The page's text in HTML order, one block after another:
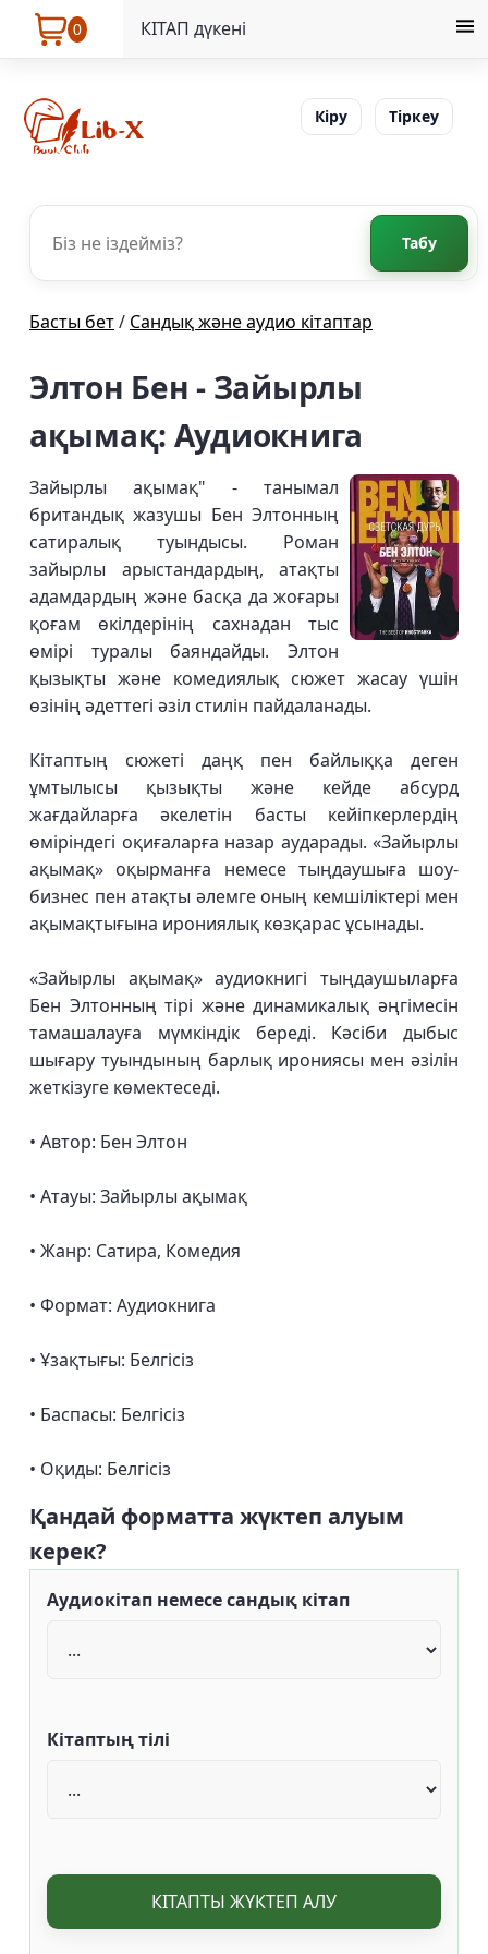
0 КІТАП дүкені
Кіру Тіркеу
Табу
Басты бет/ Сандық және аудио кітаптар
Элтон Бен - Зайырлы
ақымақ: Аудиокнига
Зайырлы ақымақ" - танымал
британдық жазушы Бен Элтонның
сатиралық туындысы. Роман
зайырлы арыстандардың, атақты
адамдардың және басқа да жоғары
қоғам өкілдерінің сахнадан тыс
өмірі туралы баяндайды. Элтон
қызықты және комедиялық сюжет жасау үшін
өзінің әдеттегі әзіл стилін пайдаланады.
Кітаптың сюжеті даңқ пен байлыққа деген
ұмтылысы қызықты және кейде абсурд
жағдайларға әкелетін басты кейіпкерлердің
өміріндегі оқиғаларға назар аударады. «Зайырлы
ақымақ» оқырманға немесе тыңдаушыға шоу-
бизнес пен атақты әлемге оның кемшіліктері мен
ақымақтығына ирониялық көзқарас ұсынады.
«Зайырлы ақымақ» аудиокнигі тыңдаушыларға
Бен Элтонның тірі және динамикалық әңгімесін
тамашалауға мүмкіндік береді. Кәсіби дыбыс
шығару туындының барлық ирониясы мен әзілін
жеткізуге көмектеседі.
• Автор: Бен Элтон
• Атауы: Зайырлы ақымақ
• Жанр: Сатира, Комедия
• Формат: Аудиокнига
• Ұзақтығы: Белгісіз
• Баспасы: Белгісіз
• Оқиды: Белгісіз
Қандай форматта жүктеп алуым
керек?
Аудиокітап немесе сандық кітап
Кітаптың тілі
КІТАПТЫ ЖҮКТЕП АЛУ